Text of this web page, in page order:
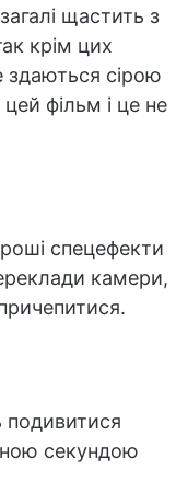
щастить з
крім цих
здаються сірою
фільм і це не
спецефекти
камери,
подивитися
секундою